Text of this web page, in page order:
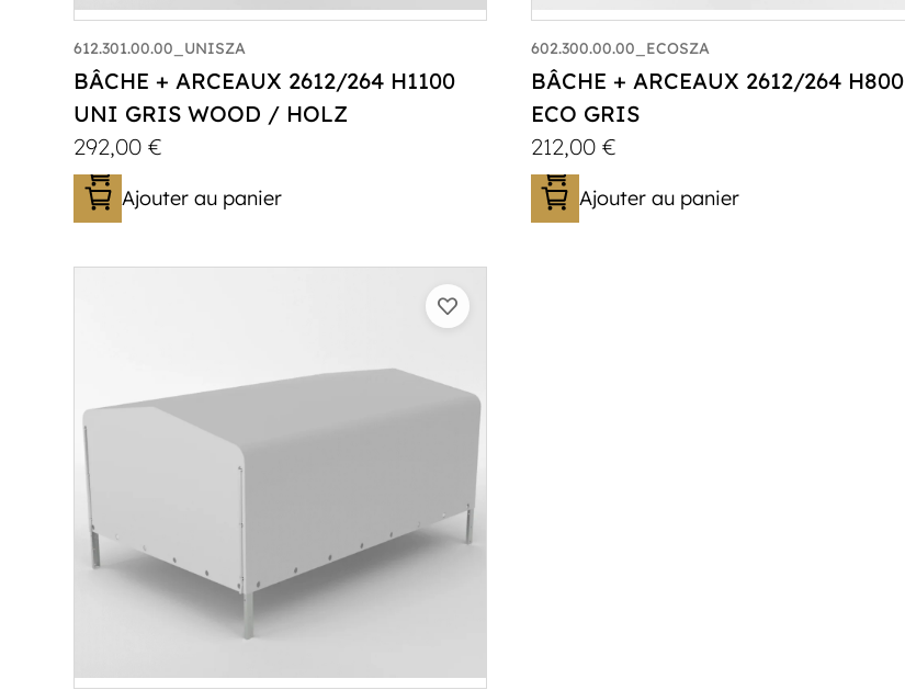
612.301.00.00_UNISZA
BÂCHE + ARCEAUX 2612/264 H1100
UNI GRIS WOOD / HOLZ
292,00€
Ajouter au panier
602.300.00.00_ECOSZA
BÂCHE + ARCEAUX 2612/264 H800
ECO GRIS
212,00 €
Ajouter au panier